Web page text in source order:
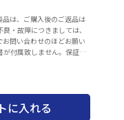
は、ご購入後のご返品は
・故障につきましては、
問い合わせのほどお願い
が付属致しません。保証の
が必要となりますので、
通信方式 GPS+Cellular
に入れる